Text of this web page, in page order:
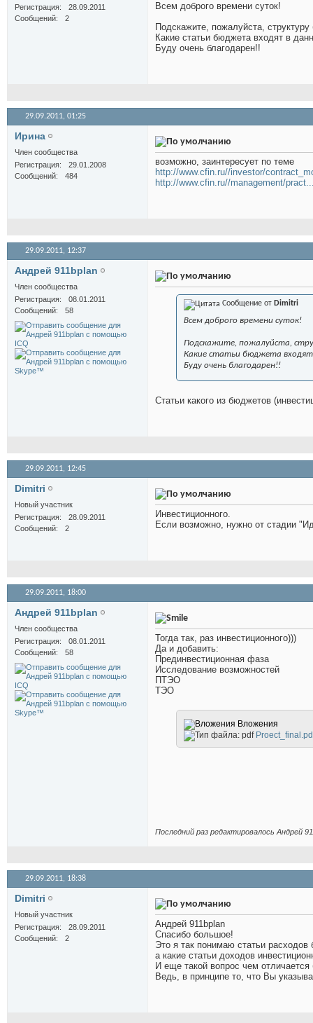
Регистрация
28.09.2011
Сообщений
2
Всем доброго времени суток!
Подскажите, пожалуйста,
Какие статьи бюджета входят в
Буду очень благодарен!!
29.09.2011, 01:25
Иринa
Член сообщества
Регистрация
29.01.2008
Сообщений
484
возможно, заинтересует по теме
http://www.cfin.ru//investor/
http://www.cfin.ru//management/
29.09.2011, 12:37
Андрей 911bplan
Член сообщества
Регистрация
08.01.2011
Сообщений
58
Сообщение от Dimitri
Всем доброго времени суток!
Подскажите, пожалуйста,
Какие статьи бюджета
Буду очень благодарен!!
Статьи какого из бюджетов
29.09.2011, 12:45
Dimitri
Новый участник
Регистрация
28.09.2011
Сообщений
2
Инвестиционного.
Если возможно, нужно от стадии
29.09.2011, 18:00
Андрей 911bplan
Член сообщества
Регистрация
08.01.2011
Сообщений
58
Тогда так, раз инвестиционного)))
Да и добавить:
Прединвестиционная фаза
Исследование возможностей
ПТЭО
ТЭО
Вложения
Последний раз редактировалось Андрей
29.09.2011, 18:38
Dimitri
Новый участник
Регистрация
28.09.2011
Сообщений
2
Андрей 911bplan
Спасибо большое!
Это я так понимаю статьи
а какие статьи доходов
И еще такой вопрос чем
Ведь, в принципе то, что Вы